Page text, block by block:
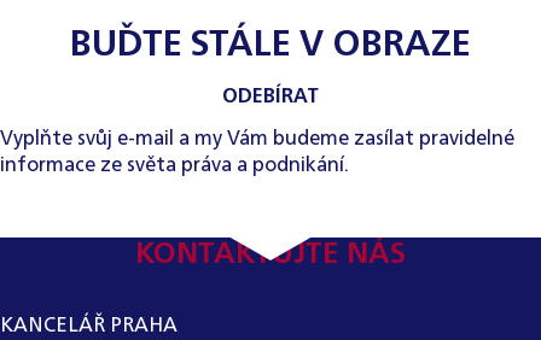
BUĎTE STÁLE V OBRAZE
ODEBÍRAT
Vyplňte svůj e-mail a my Vám budeme zasílat pravidelné
informace ze světa práva a podnikání.
KONTAKTUJTE NÁS
KANCELÁŘ PRAHA